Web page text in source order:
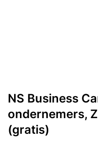
NS Business
ondernemers,
(gratis)